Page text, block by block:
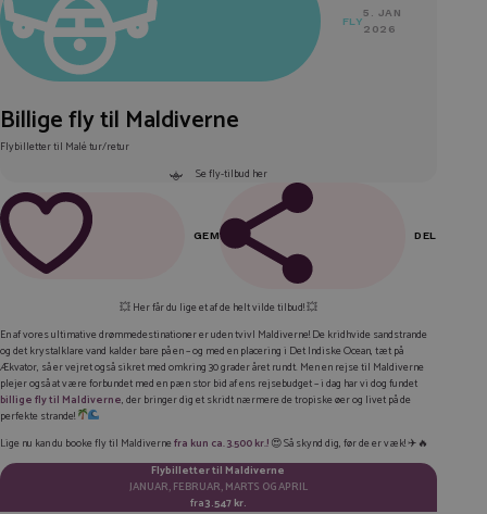
FLY
5. JAN
2026
Billige fly til Maldiverne
Flybilletter til Malé tur/retur
Se fly-tilbud her
GEM DEL
LINKEDIN
TWITTER
E-MAIL
KOPIER LINK
💥 Her får du lige et af de helt vilde tilbud! 💥
En af vores ultimative drømmedestinationer er uden tvivl Maldiverne! De kridhvide sandstrande
og det krystalklare vand kalder bare på en – og med en placering i Det Indiske Ocean, tæt på
Ækvator, så er vejret også sikret med omkring 30 grader året rundt. Men en rejse til Maldiverne
plejer også at være forbundet med en pæn stor bid af ens rejsebudget – i dag har vi dog fundet
billigefly til Maldiverne, der bringer dig et skridt nærmere de tropiske øer og livet på de
perfekte strande!
Lige nu kan du booke fly til Maldivernefra kun ca. 3.500 kr.!😍 Så skynd dig, før de er væk! ✈️🔥
Flybilletter til Maldiverne
JANUAR, FEBRUAR, MARTS OG APRIL
fra3.547 kr.